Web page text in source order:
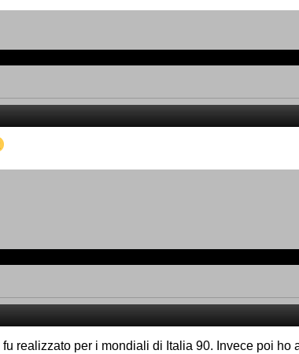
realizzato per i mondiali di Italia 90. Invece poi